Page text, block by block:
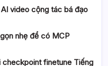
video cộng tác bá đạo
nhẹ để có MCP
finetune Tiếng